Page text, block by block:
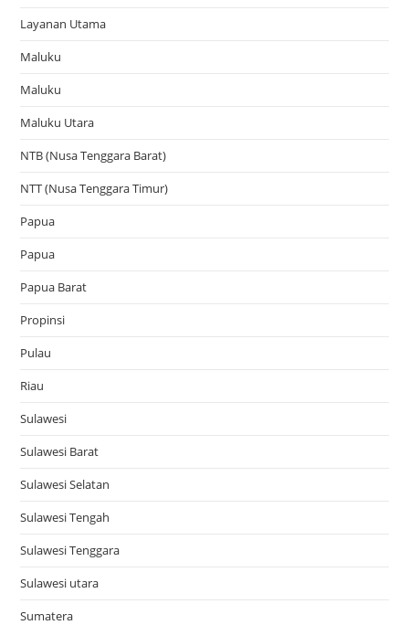
Layanan Utama
Maluku
Maluku
Maluku Utara
NTB (Nusa Tenggara Barat)
NTT (Nusa Tenggara Timur)
Papua
Papua
Papua Barat
Propinsi
Pulau
Riau
Sulawesi
Sulawesi Barat
Sulawesi Selatan
Sulawesi Tengah
Sulawesi Tenggara
Sulawesi utara
Sumatera